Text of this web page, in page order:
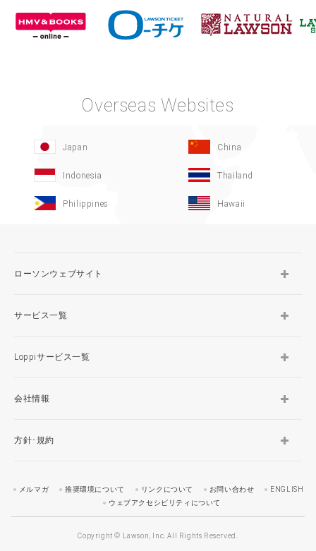
Overseas Websites
Japan China
Indonesia Thailand
Philippines Hawaii
ローソンウェブサイト
サービス一覧
Loppiサービス一覧
会社情報
方針･規約
メルマガ 推奨環境について リンクについて お問い合わせ
ENGLISH
ウェブアクセシビリティについて
Copyright © Lawson, Inc. All Rights Reserved.